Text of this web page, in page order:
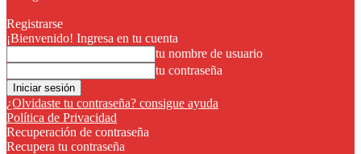
Registrarse
¡Bienvenido! Ingresa en tu cuenta
tu nombre de usuario
tu contraseña
¿Olvidaste tu contraseña? consigue ayuda
Política de Privacidad
Recuperación de contraseña
Recupera tu contraseña